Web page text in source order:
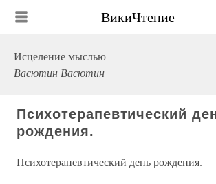
ВикиЧтение
Исцеление мыслью
Васютин Васютин
Психотерапевтический
рождения.
Психотерапевтический день рождения.